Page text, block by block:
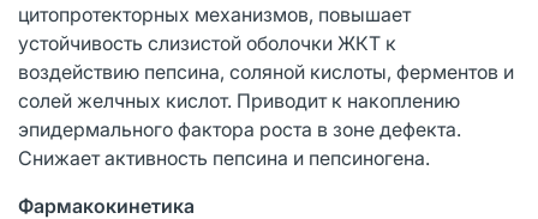
цитопротекторных механизмов, повышает
устойчивость слизистой оболочки ЖКТ к
воздействию пепсина, соляной кислоты, ферментов и
солей желчных кислот. Приводит к накоплению
эпидермального фактора роста в зоне дефекта.
Снижает активность пепсина и пепсиногена.
Фармакокинетика